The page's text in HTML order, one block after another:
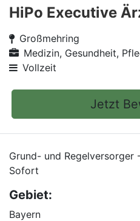
HiPo Executive
Großmehring
Medizin, Gesundheit,
Vollzeit
Jetzt
Grund- und Regelversorger
Sofort
Gebiet:
Bayern